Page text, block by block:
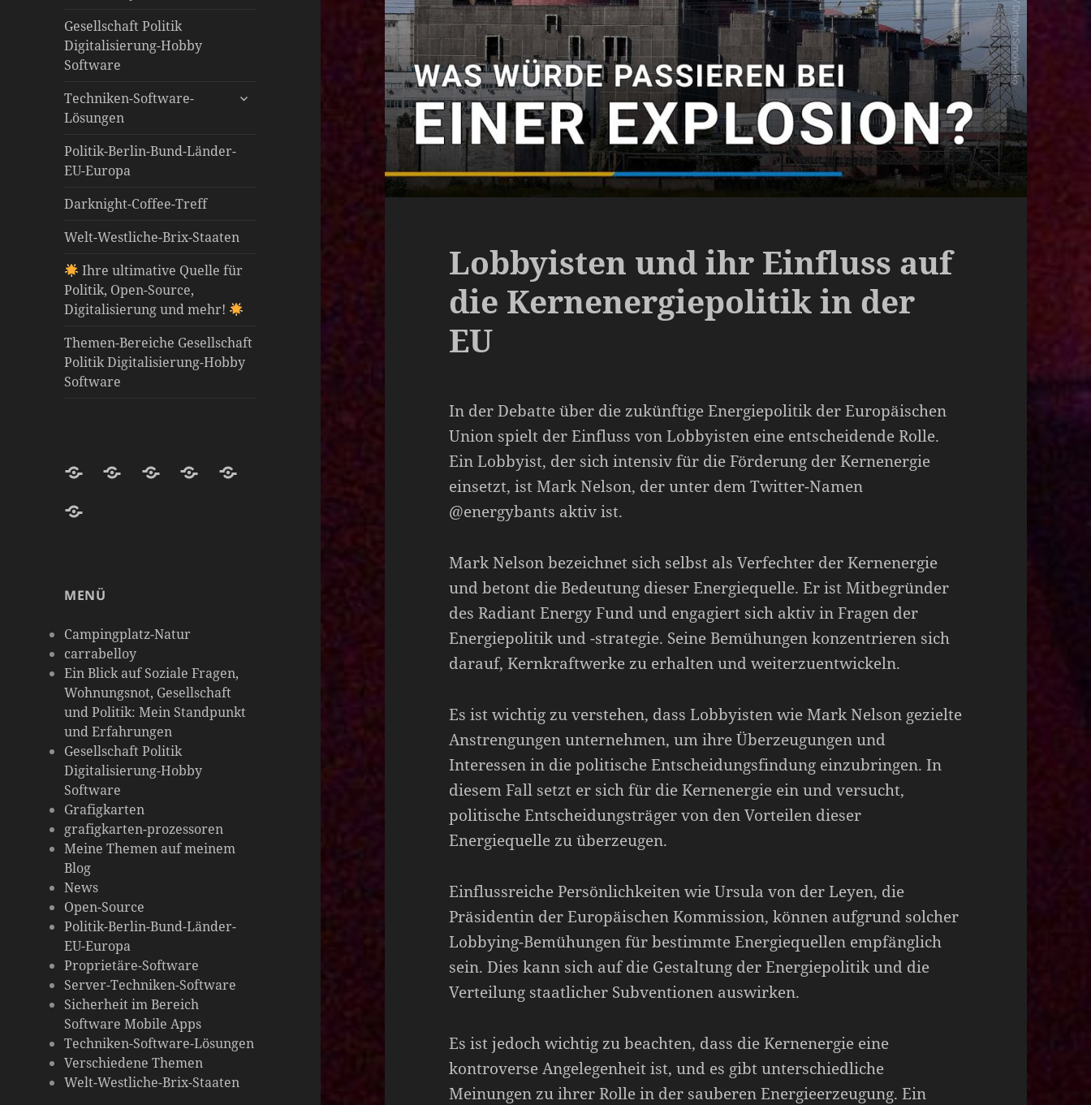
Gesellschaft Politik
Digitalisierung-Hobby
Software
Techniken-Software-
Lösungen
untermenü
Politik-Berlin-Bund-Länder-
EU-Europa
Darknight-Coffee-Treff
Welt-Westliche-Brix-Staaten
Ihre ultimative Quelle für
Politik, Open-Source,
Digitalisierung und mehr!
Themen-Bereiche Gesellschaft
Politik Digitalisierung-Hobby
Software
Darknight-
Netzwerk-
Willkommen
Plattform
DarknightDarknight-Carrabelloy
meine
Gedanken
matrix-
MENÜ
Campingplatz-Natur
carrabelloy
Ein Blick auf Soziale Fragen,
Wohnungsnot, Gesellschaft
und Politik: Mein Standpunkt
und Erfahrungen
Gesellschaft Politik
Digitalisierung-Hobby
Software
Grafigkarten
grafigkarten-prozessoren
Meine Themen auf meinem
Blog
News
Open-Source
Politik-Berlin-Bund-Länder-
EU-Europa
Proprietäre-Software
Server-Techniken-Software
Sicherheit im Bereich
Software Mobile Apps
Techniken-Software-Lösungen
Verschiedene Themen
Welt-Westliche-Brix-Staaten
Lobbyisten und ihr Einfluss auf
die Kernenergiepolitik in der
EU
In der Debatte über die zukünftige Energiepolitik der Europäischen
Union spielt der Einfluss von Lobbyisten eine entscheidende Rolle.
Ein Lobbyist, der sich intensiv für die Förderung der Kernenergie
einsetzt, ist Mark Nelson, der unter dem Twitter-Namen
@energybants aktiv ist.
Mark Nelson bezeichnet sich selbst als Verfechter der Kernenergie
und betont die Bedeutung dieser Energiequelle. Er ist Mitbegründer
des Radiant Energy Fund und engagiert sich aktiv in Fragen der
Energiepolitik und -strategie. Seine Bemühungen konzentrieren sich
darauf, Kernkraftwerke zu erhalten und weiterzuentwickeln.
Es ist wichtig zu verstehen, dass Lobbyisten wie Mark Nelson gezielte
Anstrengungen unternehmen, um ihre Überzeugungen und
Interessen in die politische Entscheidungsfindung einzubringen. In
diesem Fall setzt er sich für die Kernenergie ein und versucht,
politische Entscheidungsträger von den Vorteilen dieser
Energiequelle zu überzeugen.
Einflussreiche Persönlichkeiten wie Ursula von der Leyen, die
Präsidentin der Europäischen Kommission, können aufgrund solcher
Lobbying-Bemühungen für bestimmte Energiequellen empfänglich
sein. Dies kann sich auf die Gestaltung der Energiepolitik und die
Verteilung staatlicher Subventionen auswirken.
Es ist jedoch wichtig zu beachten, dass die Kernenergie eine
kontroverse Angelegenheit ist, und es gibt unterschiedliche
Meinungen zu ihrer Rolle in der sauberen Energieerzeugung. Ein